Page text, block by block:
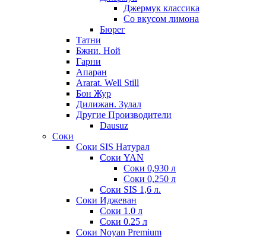
Джермук классика
Со вкусом лимона
Бюрег
Татни
Бжни. Ной
Гарни
Апаран
Ararat. Well Still
Бон Жур
Дилижан. Зулал
Другие Производители
Dausuz
Соки
Соки SIS Натурал
Соки YAN
Соки 0,930 л
Соки 0,250 л
Соки SIS 1,6 л.
Соки Иджеван
Соки 1.0 л
Соки 0.25 л
Соки Noyan Premium